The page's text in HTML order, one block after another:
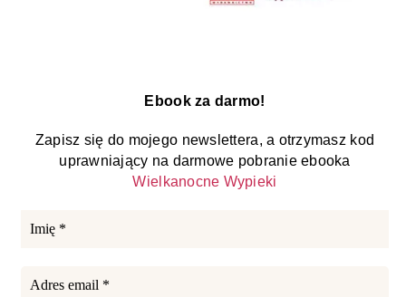
Ebook za darmo!
Zapisz się do mojego newslettera, a otrzymasz kod
uprawniający na darmowe pobranie ebooka
Wielkanocne Wypieki